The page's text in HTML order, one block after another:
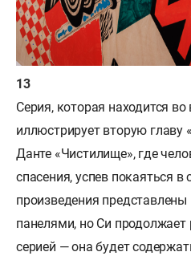
Серия, которая находится во
иллюстрирует вторую главу
Данте «Чистилище», где
спасения, успев покаяться в
произведения
панелями, но Си продолжает
серией — она будет